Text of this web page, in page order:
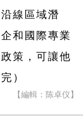
線區域潛
和國際專業
策，可讓他
）
【編輯：陈卓仪】